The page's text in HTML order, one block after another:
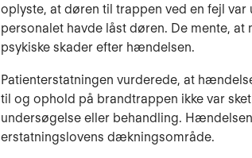
oplyste, at døren til trappen ved en fejl var
personalet havde låst døren. De mente, at
psykiske skader efter hændelsen.
Patienterstatningen vurderede, at
til og ophold på brandtrappen ikke var
undersøgelse eller behandling.
erstatningslovens dækningsområde.